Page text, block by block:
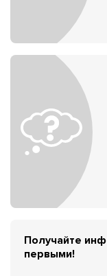
Получайте
первыми!